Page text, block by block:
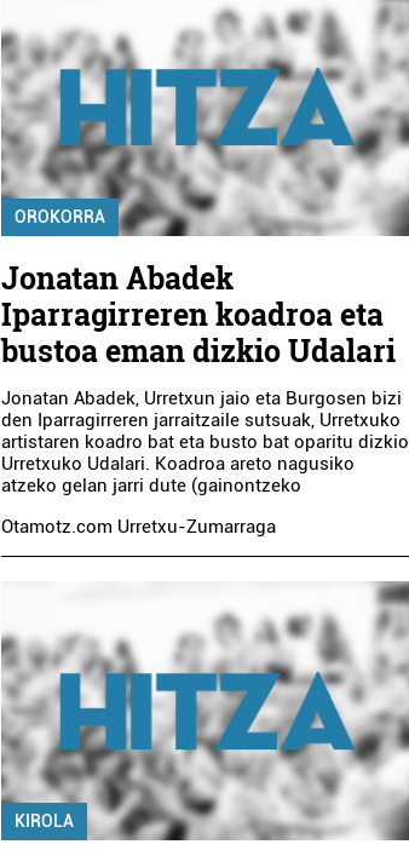
OROKORRA
Jonatan Abadek
Iparragirreren koadroa eta
bustoa eman dizkio Udalari
Jonatan Abadek, Urretxun jaio eta Burgosen bizi
den Iparragirreren jarraitzaile sutsuak, Urretxuko
artistaren koadro bat eta busto bat oparitu dizkio
Urretxuko Udalari. Koadroa areto nagusiko
atzeko gelan jarri dute (gainontzeko
Otamotz.com Urretxu-Zumarraga
KIROLA